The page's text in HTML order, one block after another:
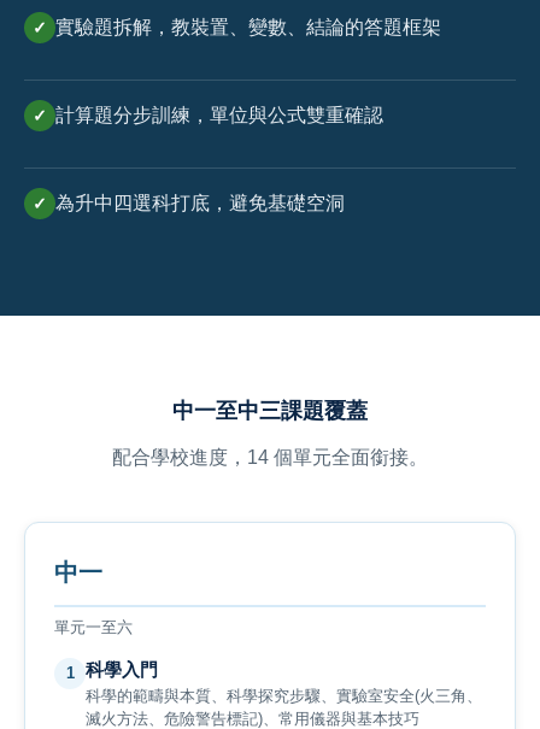
✓ 實驗題拆解，教裝置、變數、結論的答題框架
✓ 計算題分步訓練，單位與公式雙重確認
✓ 為升中四選科打底，避免基礎空洞
中一至中三課題覆蓋
配合學校進度，14 個單元全面銜接。
中一
單元一至六
1 科學入門
科學的範疇與本質、科學探究步驟、實驗室安全(火三角、
滅火方法、危險警告標記)、常用儀器與基本技巧